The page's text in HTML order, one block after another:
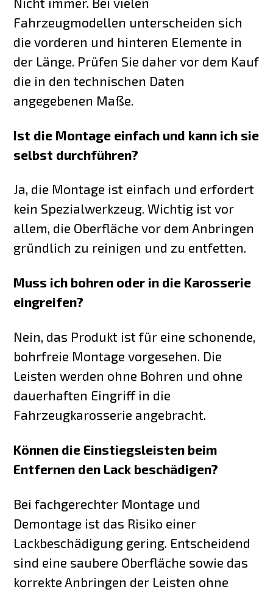
Fahrzeugmodellen unterscheiden sich
die vorderen und hinteren Elemente in
der Länge. Prüfen Sie daher vor dem Kauf
die in den technischen Daten
angegebenen Maße.
Ist die Montage einfach und kann ich sie
selbst durchführen?
Ja, die Montage ist einfach und erfordert
kein Spezialwerkzeug. Wichtig ist vor
allem, die Oberfläche vor dem Anbringen
gründlich zu reinigen und zu entfetten.
Muss ich bohren oder in die Karosserie
eingreifen?
Nein, das Produkt ist für eine schonende,
bohrfreie Montage vorgesehen. Die
Leisten werden ohne Bohren und ohne
dauerhaften Eingriff in die
Fahrzeugkarosserie angebracht.
Können die Einstiegsleisten beim
Entfernen den Lack beschädigen?
Bei fachgerechter Montage und
Demontage ist das Risiko einer
Lackbeschädigung gering. Entscheidend
sind eine saubere Oberfläche sowie das
korrekte Anbringen der Leisten ohne